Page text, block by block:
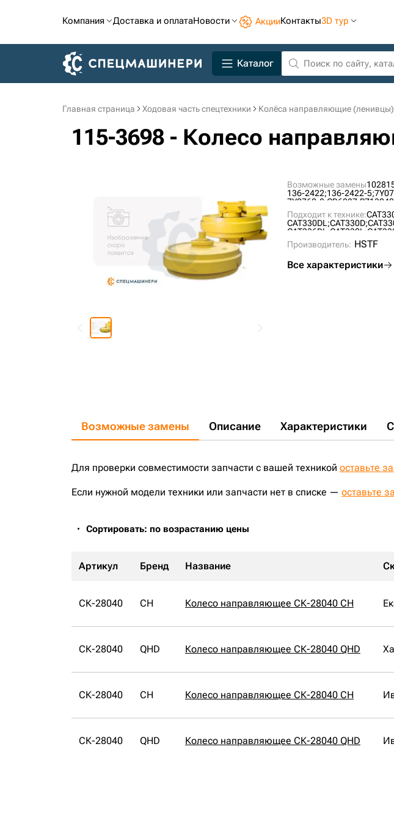
Компания Доставка и оплатаНовости АкцииКонтакты3D тур
Каталог
Главная страница Ходовая часть спецтехники Колёса направляющие (ленивцы)
115-3698 - Колесо
Возможные замены
136-2422;136-2422-5;
7Y0762-8;CR6087;
Подходит к технике:
CAT330DL;CAT330D;
CAT336DL;CAT330L;
Производитель: HSTF
Все характеристики
Возможные замены Описание Характеристики
Для проверки совместимости запчасти с вашей техникой оставьте
Если нужной модели техники или запчасти нет в списке — оставьте
Сортировать: по возрастанию цены
Артикул Бренд Название
СК-28040 CH Колесо направляющее СК-28040 CH
СК-28040 QHD Колесо направляющее СК-28040 QHD
СК-28040 CH Колесо направляющее СК-28040 CH
СК-28040 QHD Колесо направляющее СК-28040 QHD